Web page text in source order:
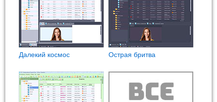
Далекий космос Острая бритва